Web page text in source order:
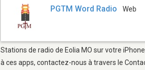
PGTM Word Radio Web
Stations de radio de Eolia MO sur votre
à ces apps, contactez-nous à travers le